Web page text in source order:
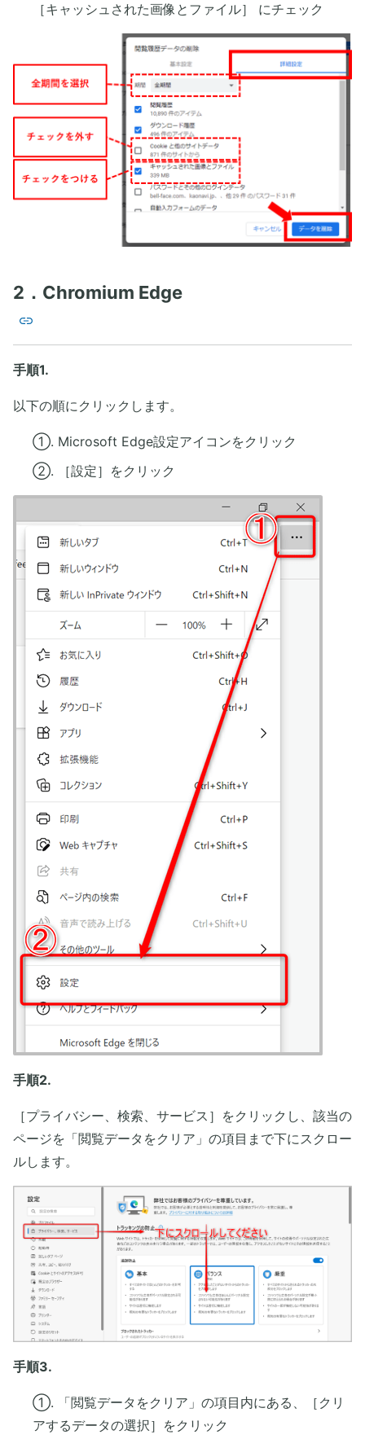
［キャッシュされた画像とファイル］ にチェック
2．Chromium Edge
手順1.
以下の順にクリックします。
①. Microsoft Edge設定アイコンをクリック
②. ［設定］をクリック
手順2.
［プライバシー、検索、サービス］をクリックし、該当の
ページを「閲覧データをクリア」の項目まで下にスクロー
ルします。
手順3.
①. 「閲覧データをクリア」の項目内にある、［クリ
アするデータの選択］をクリック